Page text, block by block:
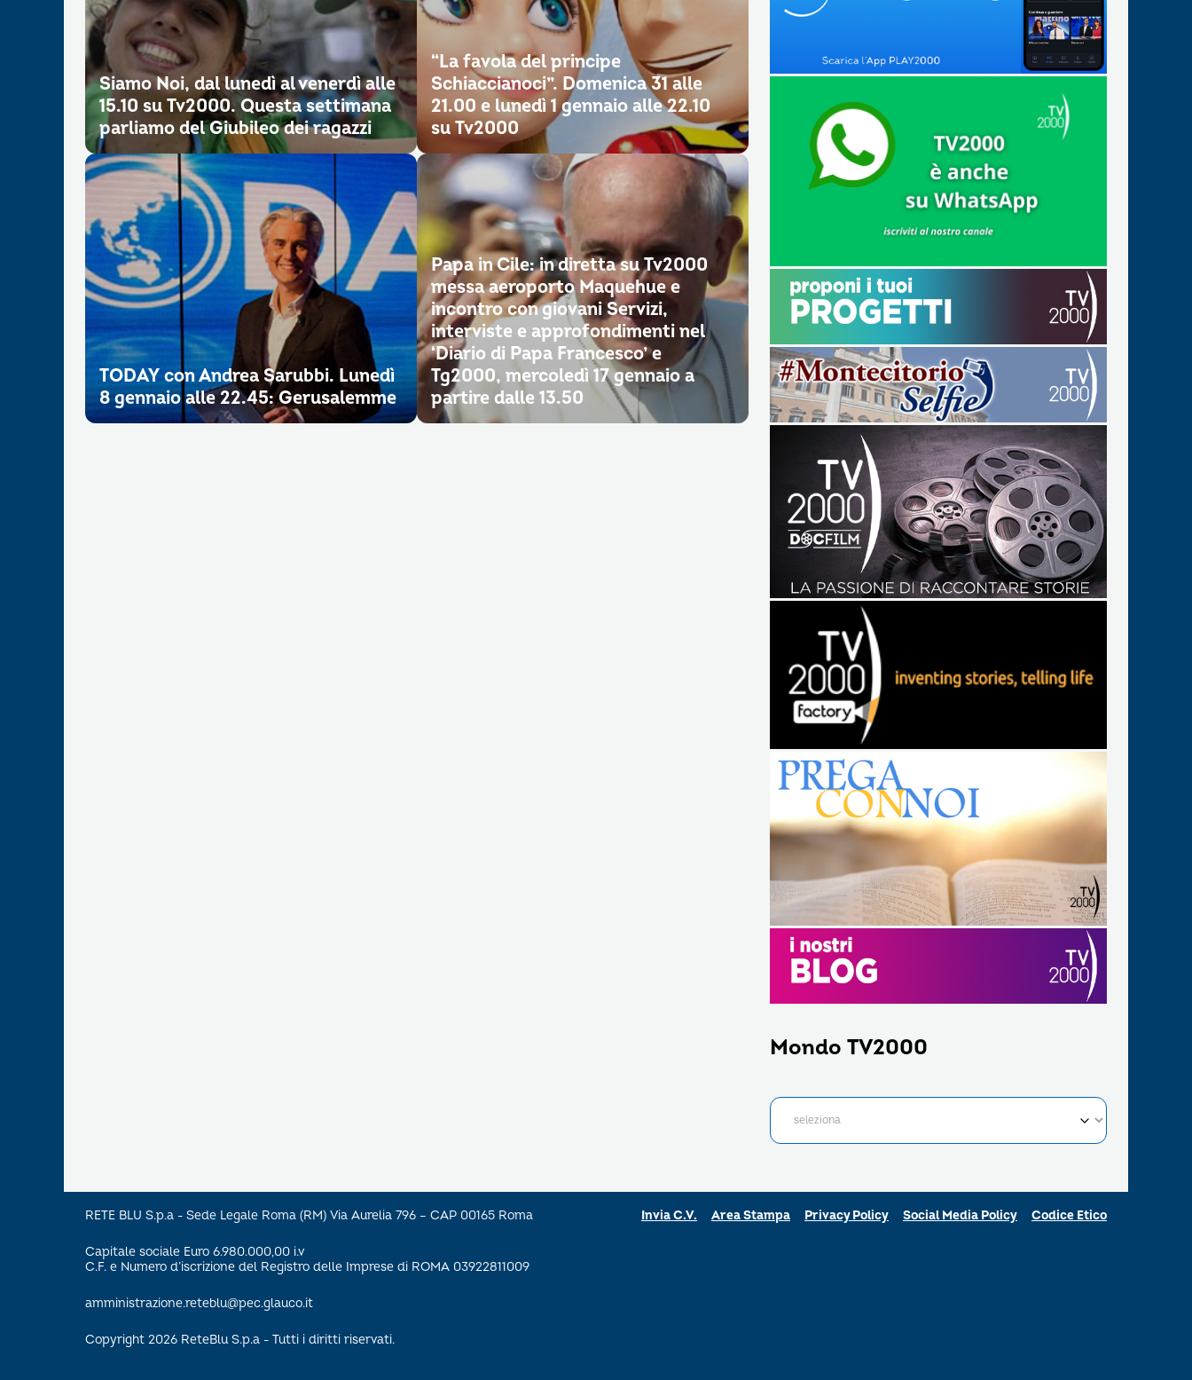
Siamo Noi, dal lunedì al venerdì alle
15.10 su Tv2000. Questa settimana
parliamo del Giubileo dei ragazzi
“La favola del principe
Schiaccianoci”. Domenica 31 alle
21.00 e lunedì 1 gennaio alle 22.10
su Tv2000
TODAY con Andrea Sarubbi. Lunedì
8 gennaio alle 22.45: Gerusalemme
Papa in Cile: in diretta su Tv2000
messa aeroporto Maquehue e
incontro con giovani Servizi,
interviste e approfondimenti nel
‘Diario di Papa Francesco’ e
Tg2000, mercoledì 17 gennaio a
partire dalle 13.50
Mondo TV2000
RETE BLU S.p.a - Sede Legale Roma (RM) Via Aurelia 796 – CAP 00165 Roma
Capitale sociale Euro 6.980.000,00 i.v
C.F. e Numero d’iscrizione del Registro delle Imprese di ROMA 03922811009
amministrazione.reteblu@pec.glauco.it
Copyright 2026 ReteBlu S.p.a - Tutti i diritti riservati.
Invia C.V. Area Stampa Privacy Policy Social Media Policy Codice Etico